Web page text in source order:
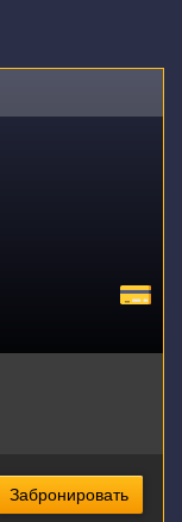
Забронировать